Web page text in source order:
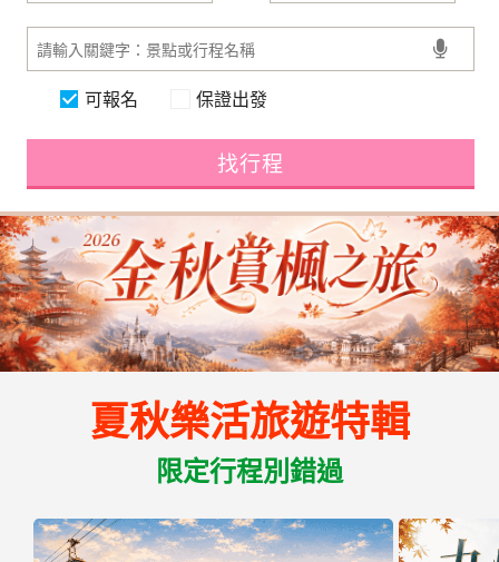
可報名 保證出發
找行程
夏秋樂活旅遊特輯
限定行程別錯過